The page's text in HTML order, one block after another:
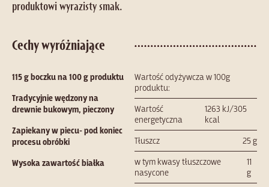
produktowi wyrazisty smak.
Cechy wyróżniające
115 g boczku na 100 g produktu
Tradycyjnie wędzony na
drewnie bukowym, pieczony
Zapiekany w piecu- pod koniec
procesu obróbki
Wysoka zawartość białka
Wartość odyżywcza w 100g
produktu:
Wartość
energetyczna
1263 kJ/305
kcal
Tłuszcz
25 g
w tym kwasy tłuszczowe
nasycone
11
g